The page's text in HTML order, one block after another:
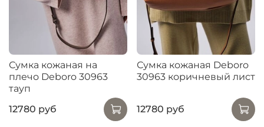
Сумка кожаная на
плечо Deboro 30963
тауп
12780 руб
Сумка кожаная Deboro
30963 коричневый лист
12780 руб